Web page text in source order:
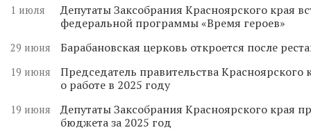
1 июля
Депутаты Заксобрания Красноярского края
федеральной программы «Время героев»
29 июня Барабановская церковь откроется после
19 июня
Председатель правительства Красноярского
о работе в 2025 году
19 июня
Депутаты Заксобрания Красноярского края
бюджета за 2025 год